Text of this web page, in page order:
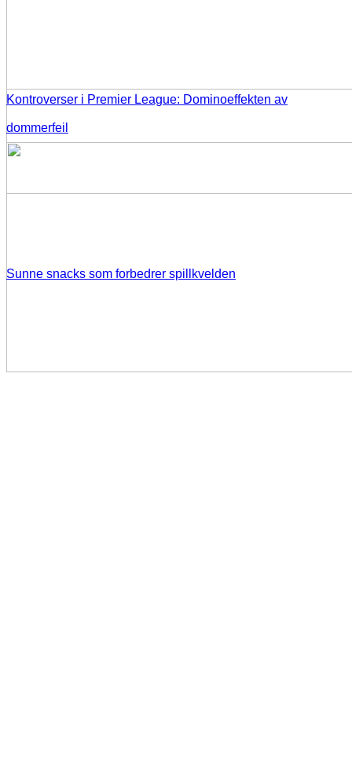
Kontroverser i Premier League: Dominoeffekten av
dommerfeil
Sunne snacks som forbedrer spillkvelden